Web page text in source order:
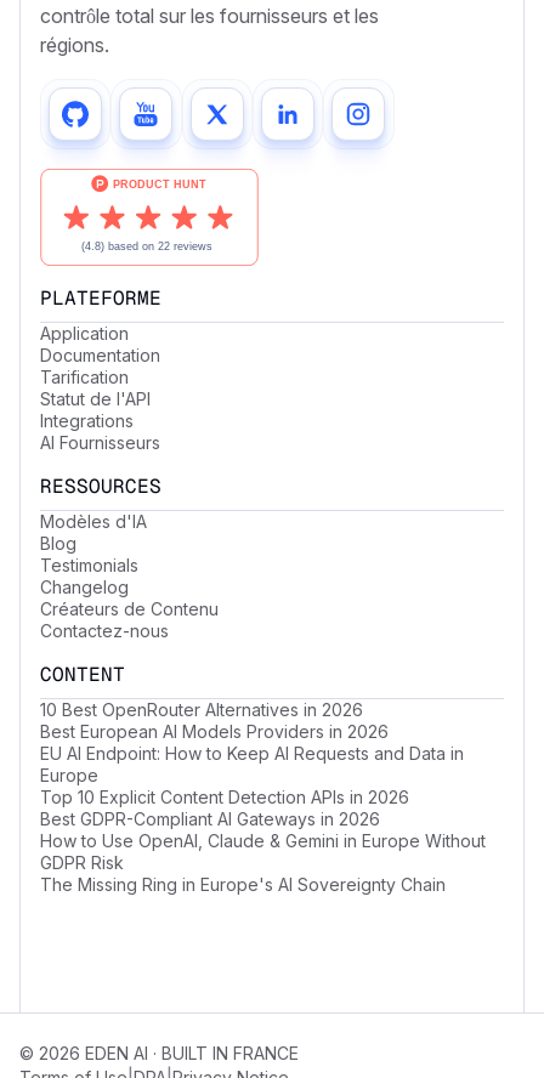
contrôle total sur les fournisseurs et les
régions.
PLATEFORME
Application
Documentation
Tarification
Statut de l'API
Integrations
AI Fournisseurs
RESSOURCES
Modèles d'IA
Blog
Testimonials
Changelog
Créateurs de Contenu
Contactez-nous
CONTENT
10 Best OpenRouter Alternatives in 2026
Best European AI Models Providers in 2026
EU AI Endpoint: How to Keep AI Requests and Data in
Europe
Top 10 Explicit Content Detection APIs in 2026
Best GDPR-Compliant AI Gateways in 2026
How to Use OpenAI, Claude & Gemini in Europe Without
GDPR Risk
The Missing Ring in Europe's AI Sovereignty Chain
© 2026 EDEN AI · BUILT IN FRANCE